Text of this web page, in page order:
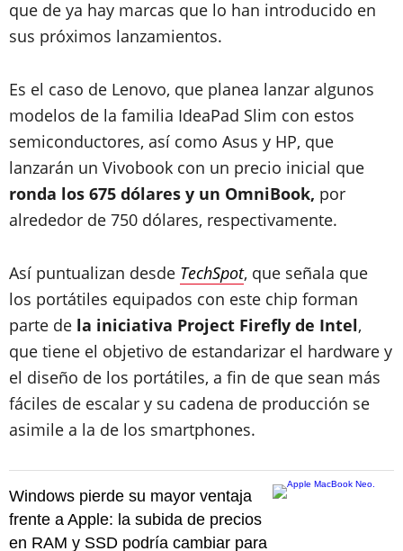
que de ya hay marcas que lo han introducido en
sus próximos lanzamientos.
Es el caso de Lenovo, que planea lanzar algunos
modelos de la familia IdeaPad Slim con estos
semiconductores, así como Asus y HP, que
lanzarán un Vivobook con un precio inicial que
ronda los 675 dólares y un OmniBook, por
alrededor de 750 dólares, respectivamente.
Así puntualizan desde TechSpot, que señala que
los portátiles equipados con este chip forman
parte de la iniciativa Project Firefly de Intel,
que tiene el objetivo de estandarizar el hardware y
el diseño de los portátiles, a fin de que sean más
fáciles de escalar y su cadena de producción se
asimile a la de los smartphones.
Windows pierde su mayor ventaja
frente a Apple: la subida de precios
en RAM y SSD podría cambiar para